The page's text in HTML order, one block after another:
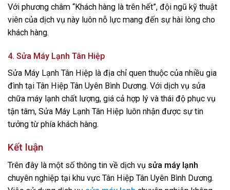
Với phương châm “Khách hàng là trên hết”, đội ngũ kỹ thuật
viên của dịch vụ này luôn nỗ lực mang đến sự hài lòng cho
khách hàng.
4. Sửa Máy Lạnh Tân Hiệp
Sửa Máy Lạnh Tân Hiệp là địa chỉ quen thuộc của nhiều gia
đình tại Tân Hiệp Tân Uyên Bình Dương. Với dịch vụ sửa
chữa máy lạnh chất lượng, giá cả hợp lý và thái độ phục vụ
tận tâm, Sửa Máy Lạnh Tân Hiệp luôn nhận được sự tin
tưởng từ phía khách hàng.
Kết luận
Trên đây là một số thông tin về dịch vụ sửa máy lạnh
chuyên nghiệp tại khu vực Tân Hiệp Tân Uyên Bình Dương.